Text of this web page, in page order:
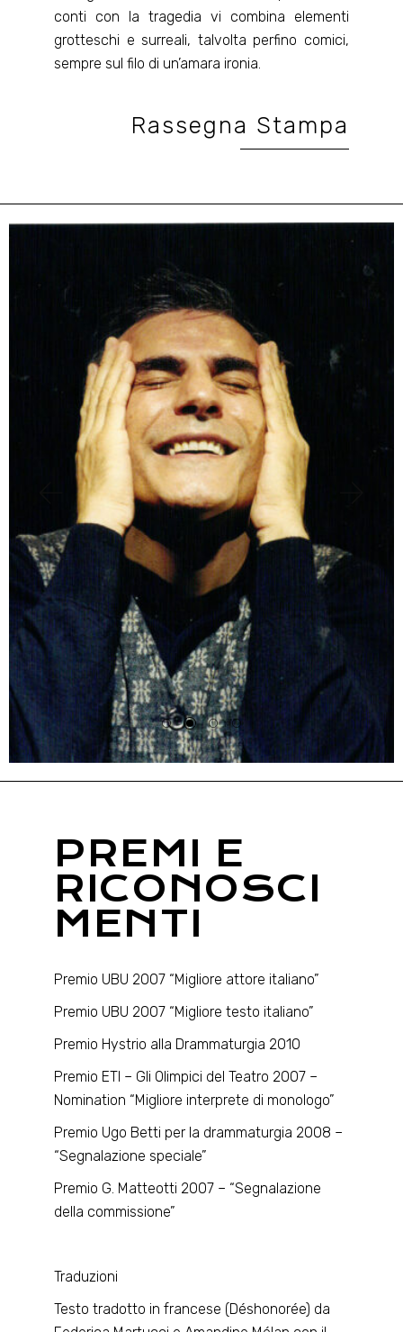
conti con la tragedia vi combina elementi
grotteschi e surreali, talvolta perfino comici,
sempre sul filo di un’amara ironia.
Rassegna Stampa
PREMI E
RICONOSCI
MENTI
Premio UBU 2007 “Migliore attore italiano”
Premio UBU 2007 “Migliore testo italiano”
Premio Hystrio alla Drammaturgia 2010
Premio ETI – Gli Olimpici del Teatro 2007 –
Nomination “Migliore interprete di monologo”
Premio Ugo Betti per la drammaturgia 2008 –
“Segnalazione speciale”
Premio G. Matteotti 2007 – “Segnalazione
della commissione”
Traduzioni
Testo tradotto in francese (Déshonorée) da